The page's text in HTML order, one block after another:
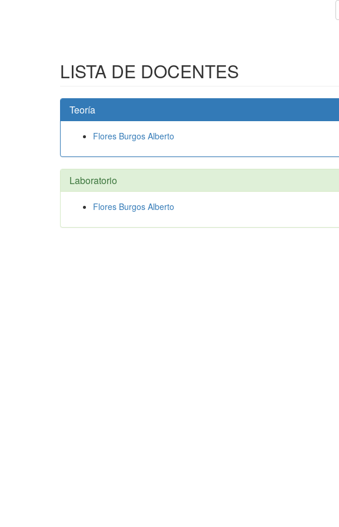
LISTA DE DOCENTES
Teoría
Flores Burgos Alberto
Laboratorio
Flores Burgos Alberto